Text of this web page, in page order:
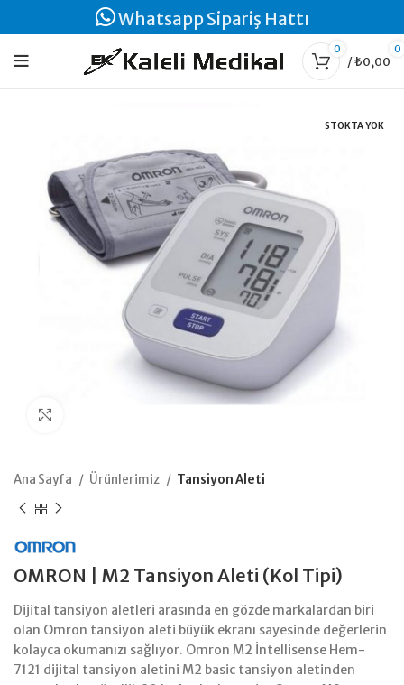
Whatsapp Sipariş Hattı
0 0
/₺0,00
STOKTA YOK
Ana Sayfa Ürünlerimiz Tansiyon Aleti
OMRON | M2 Tansiyon Aleti (Kol Tipi)
Dijital tansiyon aletleri arasında en gözde markalardan biri
olan Omron tansiyon aleti büyük ekranı sayesinde değerlerin
kolayca okumanızı sağlıyor. Omron M2 İntellisense Hem-
7121 dijital tansiyon aletini M2 basic tansiyon aletinden